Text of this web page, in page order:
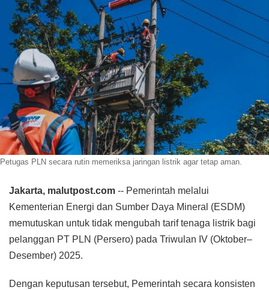
Petugas PLN secara rutin memeriksa jaringan listrik agar tetap aman.
Jakarta, malutpost.com -- Pemerintah melalui
Kementerian Energi dan Sumber Daya Mineral (ESDM)
memutuskan untuk tidak mengubah tarif tenaga listrik bagi
pelanggan PT PLN (Persero) pada Triwulan IV (Oktober–
Desember) 2025.
Dengan keputusan tersebut, Pemerintah secara konsisten